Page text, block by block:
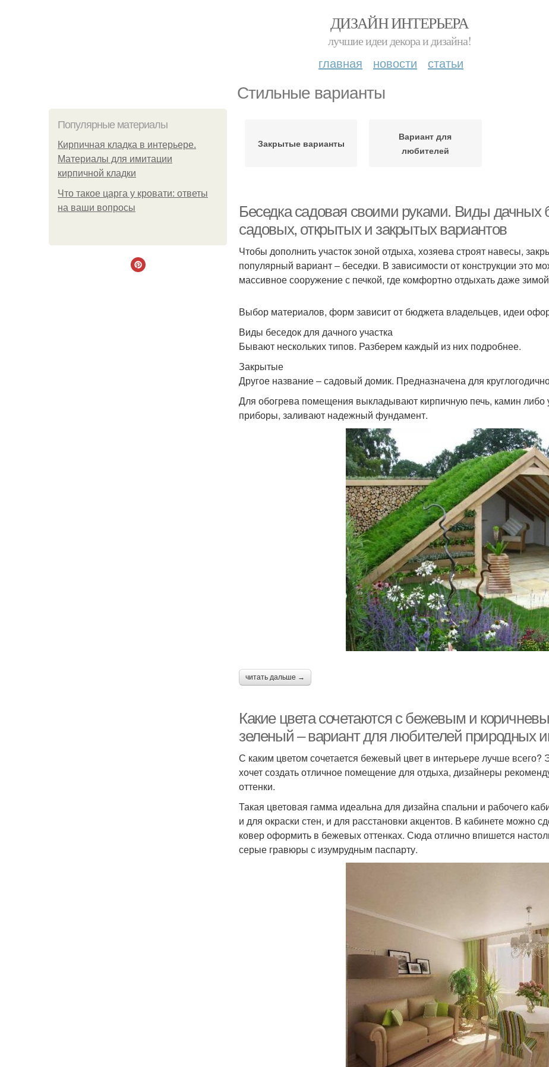
ДИЗАЙН ИНТЕРЬЕРА
лучшие идеи декора и дизайна!
главная новости статьи
Стильные варианты
Популярные материалы
Кирпичная кладка в интерьере.
Материалы для имитации
кирпичной кладки
Что такое царга у кровати: ответы
на ваши вопросы
Закрытые варианты
Вариант для
любителей
Беседка садовая своими руками. Виды дачных
садовых, открытых и закрытых вариантов
Чтобы дополнить участок зоной отдыха, хозяева строят навесы,
популярный вариант ‒ беседки. В зависимости от конструкции это
массивное сооружение с печкой, где комфортно отдыхать даже
Выбор материалов, форм зависит от бюджета владельцев, идеи
Виды беседок для дачного участка
Бывают нескольких типов. Разберем каждый из них подробнее.
Закрытые
Другое название ‒ садовый домик. Предназначена для
Для обогрева помещения выкладывают кирпичную печь, камин либо
приборы, заливают надежный фундамент.
читать дальше →
Какие цвета сочетаются с бежевым и
зеленый – вариант для любителей природных
С каким цветом сочетается бежевый цвет в интерьере лучше всего?
хочет создать отличное помещение для отдыха, дизайнеры
оттенки.
Такая цветовая гамма идеальна для дизайна спальни и рабочего
и для окраски стен, и для расстановки акцентов. В кабинете можно
ковер оформить в бежевых оттенках. Сюда отлично впишется
серые гравюры с изумрудным паспарту.